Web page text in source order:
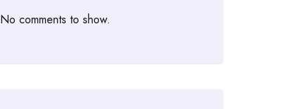
No comments to show.